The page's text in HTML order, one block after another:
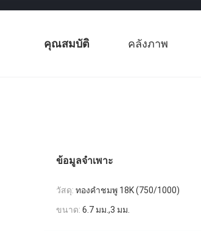
คุณสมบัติ คลังภาพ
ข้อมูลจำเพาะ
วัสดุ: ทองคำชมพู 18K (750/1000)
ขนาด: 6.7 มม.,3 มม.